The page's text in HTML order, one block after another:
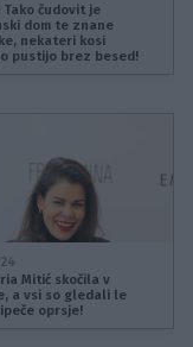
Tako čudovit je
dom te znane
nekateri kosi
pustijo brez besed!
Mitić skočila v
a vsi so gledali le
oprsje!